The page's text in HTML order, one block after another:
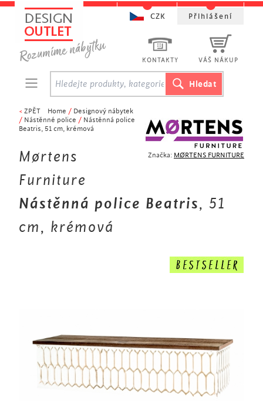
Značka: MØRTENS FURNITURE
< ZPĚT Home / Designový nábytek
/ Nástěnné police / Nástěnná police
Beatris, 51 cm, krémová
Mørtens
Furniture
Nástěnná police Beatris, 51
cm, krémová
KONTAKTY VÁŠ NÁKUP
CZK Přihlášení